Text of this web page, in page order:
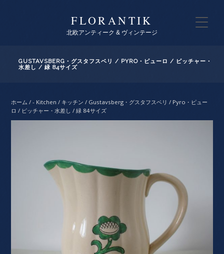
FLORANTIK
北欧アンティーク & ヴィンテージ
GUSTAVSBERG・グスタフスベリ / PYRO・ピューロ / ピッチャー・
水差し / 緑 84サイズ
ホーム /- Kitchen / キッチン / Gustavsberg・グスタフスベリ / Pyro・ピュー
ロ / ピッチャー・水差し / 緑 84サイズ